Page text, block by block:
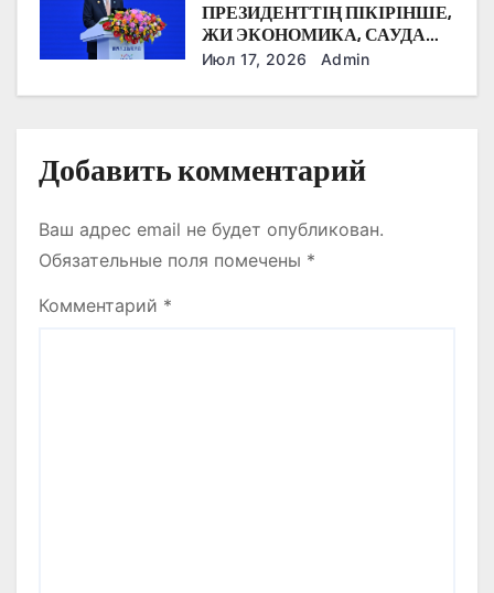
ПРЕЗИДЕНТТІҢ ПІКІРІНШЕ,
ЖИ ЭКОНОМИКА, САУДА
ЖӘНЕ ЖАҺАНДЫҚ ӨЗАРА
БОЛАШАҒЫН
ИНФРАҚҰРЫЛЫМЫ БАР
САЛАҒА АЙНАЛЫП КЕЛЕДІ
Июл 17, 2026 Admin
Добавить комментарий
Ваш адрес email не будет опубликован.
Обязательные поля помечены *
Комментарий *